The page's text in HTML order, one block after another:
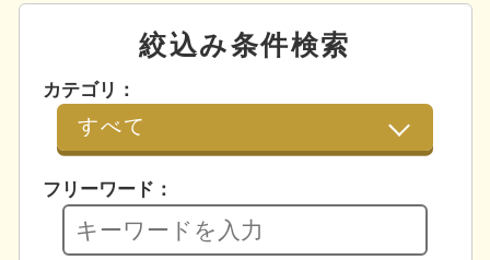
絞込み条件検索
カテゴリ：
フリーワード：